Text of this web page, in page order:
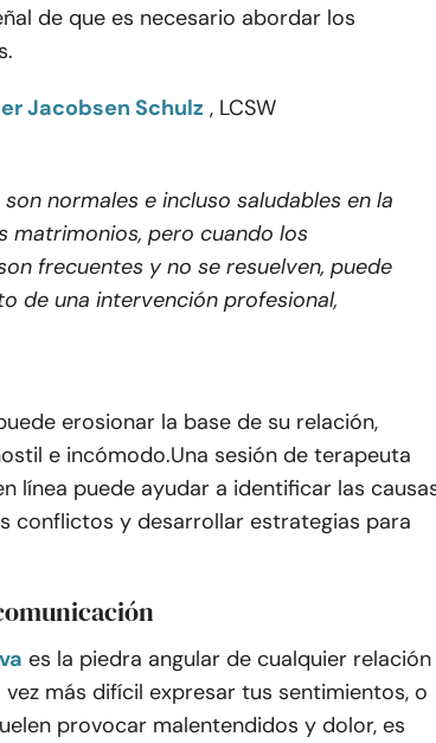
de que es necesario abordar los
Jacobsen Schulz , LCSW
normales e incluso saludables en la
matrimonios, pero cuando los
frecuentes y no se resuelven, puede
de una intervención profesional,
erosionar la base de su relación,
e incómodo.Una sesión de terapeuta
línea puede ayudar a identificar las
conflictos y desarrollar estrategias para
es la piedra angular de cualquier relación
más difícil expresar tus sentimientos, o
provocar malentendidos y dolor, es